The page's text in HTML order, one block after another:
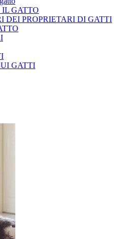
GATTO
DEI PROPRIETARI DI GATTI
GATTI